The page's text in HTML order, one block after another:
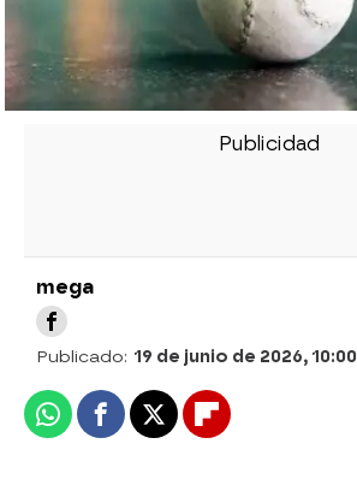
mega
Publicado: 19 de junio de 2026, 10:00
WhatsappFacebook
X Flipboard